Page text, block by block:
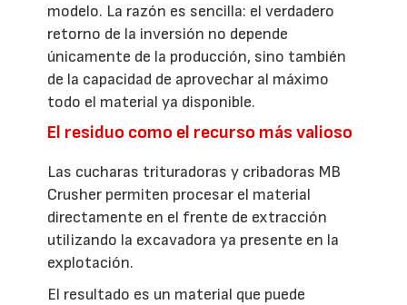
modelo. La razón es sencilla: el verdadero
retorno de la inversión no depende
únicamente de la producción, sino también
de la capacidad de aprovechar al máximo
todo el material ya disponible.
El residuo como el recurso más valioso
Las cucharas trituradoras y cribadoras MB
Crusher permiten procesar el material
directamente en el frente de extracción
utilizando la excavadora ya presente en la
explotación.
El resultado es un material que puede